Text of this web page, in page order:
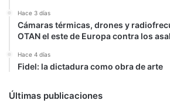
Hace 3 días
Cámaras térmicas, drones y
OTAN el este de Europa contra los
Hace 4 días
Fidel: la dictadura como obra de arte
Últimas publicaciones